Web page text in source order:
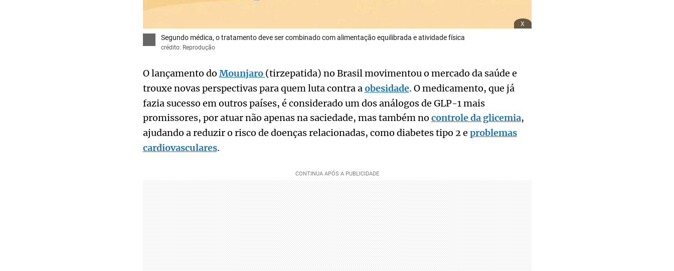
x
Segundo médica, o tratamento deve ser combinado com alimentação equilibrada e atividade física
crédito: Reprodução
O lançamento do Mounjaro (tirzepatida) no Brasil movimentou o mercado da saúde e
trouxe novas perspectivas para quem luta contra aobesidade. O medicamento, que já
fazia sucesso em outros países, é considerado um dos análogos de GLP-1 mais
promissores, por atuar não apenas na saciedade, mas também no controle da glicemia,
ajudando a reduzir o risco de doenças relacionadas, como diabetes tipo 2 e problemas
cardiovasculares.